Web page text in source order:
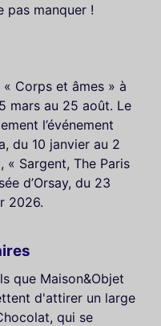
pas manquer !
« Corps et âmes » à
mars au 25 août. Le
l’événement
du 10 janvier au 2
« Sargent, The Paris
d’Orsay, du 23
2026.
que Maison&Objet
d'attirer un large
qui se